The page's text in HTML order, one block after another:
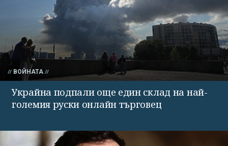
ВОЙНАТА
Украйна подпали още един склад на най-
големия руски онлайн търговец